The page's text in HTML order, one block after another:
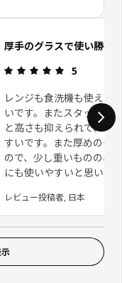
厚手のグラスで使い勝手
レビュー: 5
5
レンジも食洗機も使える
いです。またスタッキン
と高さも抑えられて、収
すいです。また厚めのグ
ので、少し重いものの、
にも使いやすいと思いま
レビュー投稿者, 日本